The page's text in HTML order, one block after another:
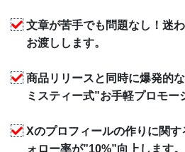
文章が苦手でも問題なし！迷
お渡しします。
商品リリースと同時に爆発的
ミスティー式”お手軽プロモー
Xのプロフィールの作りに関
ォロー率が”10%”向上します。